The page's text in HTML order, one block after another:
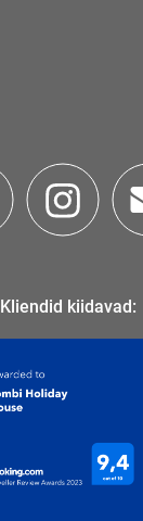
Kliendid kiidavad: